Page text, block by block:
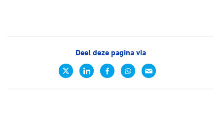
Deel deze pagina via